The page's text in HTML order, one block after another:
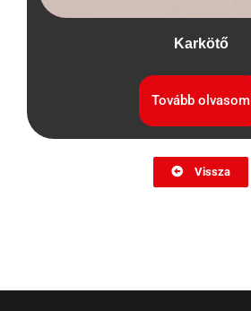
Karkötő
Tovább olvasom
Vissza